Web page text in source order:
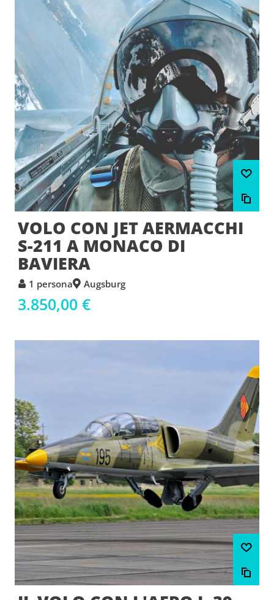
VOLO CON JET AERMACCHI
S-211 A MONACO DI
BAVIERA
1 persona Augsburg
3.850,00 €